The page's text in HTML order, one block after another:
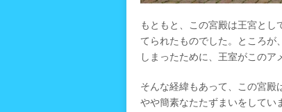
もともと、この宮殿は王宮と
てられたものでした。ところが
しまったために、王室がこのア
そんな経緯もあって、この宮殿
やや簡素なたたずまいをしてい